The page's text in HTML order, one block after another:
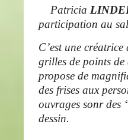
Patricia
participation au
C’est une
grilles de points de
propose de
des frises aux
ouvrages sonr
dessin.